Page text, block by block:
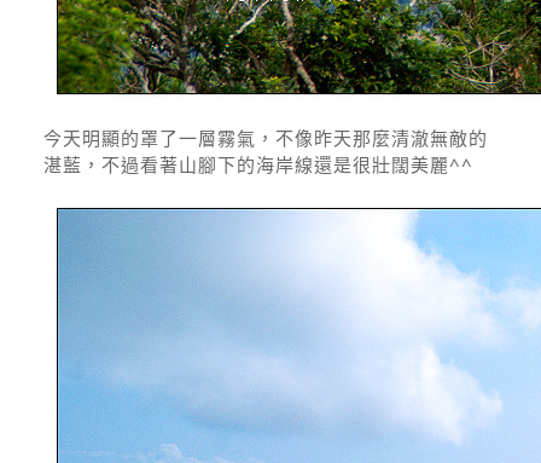
今天明顯的罩了一層霧氣，不像昨天那麼清澈無敵的
湛藍，不過看著山腳下的海岸線還是很壯闊美麗^^